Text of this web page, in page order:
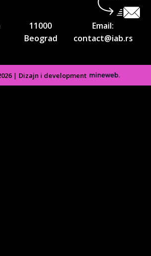
11000
Beograd
Email:
contact@iab.rs
| Dizajn i development